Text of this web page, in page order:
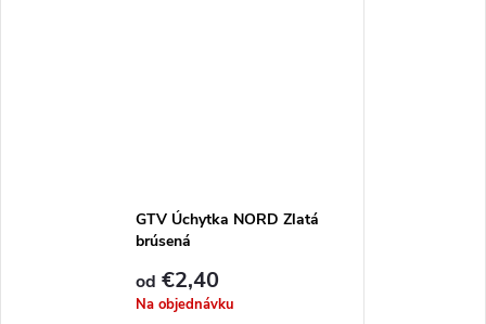
GTV Úchytka NORD Zlatá
brúsená
od €2,40
Na objednávku